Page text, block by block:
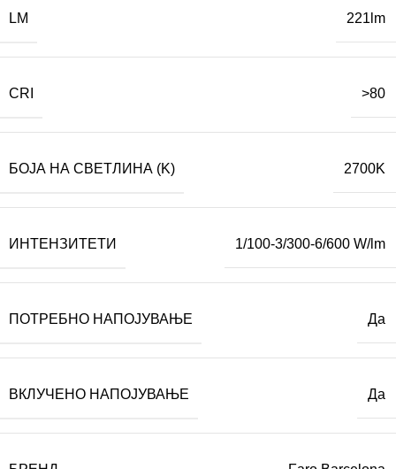
LM 221lm
CRI >80
БОЈА НА СВЕТЛИНА (K) 2700K
ИНТЕНЗИТЕТИ 1/100-3/300-6/600 W/lm
ПОТРЕБНО НАПОЈУВАЊЕ Да
ВКЛУЧЕНО НАПОЈУВАЊЕ Да